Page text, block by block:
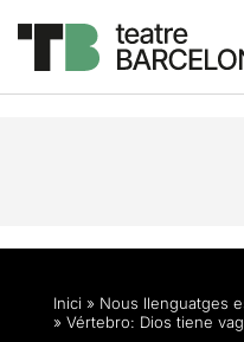
Descripció Fitxa
Inici » Nous llenguatges
» Vértebro: Dios tiene